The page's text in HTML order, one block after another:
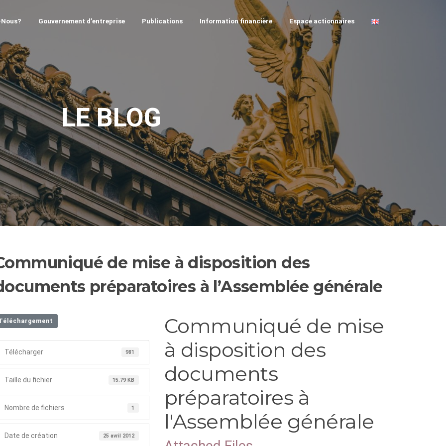
Gouvernement d’entreprise Publications Information financière Espace actionnaires
LE BLOG
de mise à disposition des
préparatoires à l’Assemblée générale
Télécharger 981
Taille du fichier 15.79 KB
Nombre de fichiers 1
Date de création 25 avril 2012
Communiqué de mise
à disposition des
documents
préparatoires à
l'Assemblée générale